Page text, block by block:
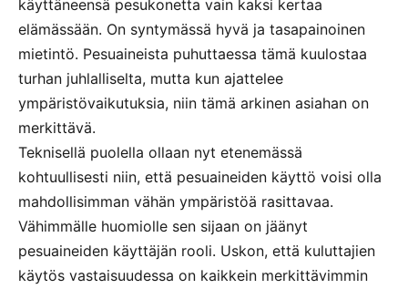
käyttäneensä pesukonetta vain kaksi kertaa
elämässään. On syntymässä hyvä ja tasapainoinen
mietintö. Pesuaineista puhuttaessa tämä kuulostaa
turhan juhlalliselta, mutta kun ajattelee
ympäristövaikutuksia, niin tämä arkinen asiahan on
merkittävä.
Teknisellä puolella ollaan nyt etenemässä
kohtuullisesti niin, että pesuaineiden käyttö voisi olla
mahdollisimman vähän ympäristöä rasittavaa.
Vähimmälle huomiolle sen sijaan on jäänyt
pesuaineiden käyttäjän rooli. Uskon, että kuluttajien
käytös vastaisuudessa on kaikkein merkittävimmin